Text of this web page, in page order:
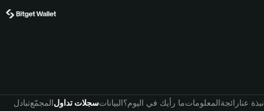
تبادلالمجمّعسجلات تداولالبياناتما رأيك في اليوم؟المعلوماترائجةنبذة عنا